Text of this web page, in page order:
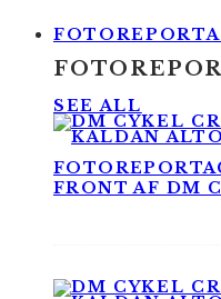
SEE ALL
FRONT AF DM